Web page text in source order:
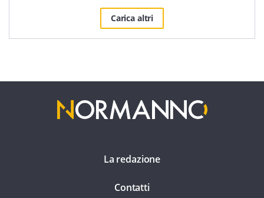
Carica altri
La redazione
Contatti